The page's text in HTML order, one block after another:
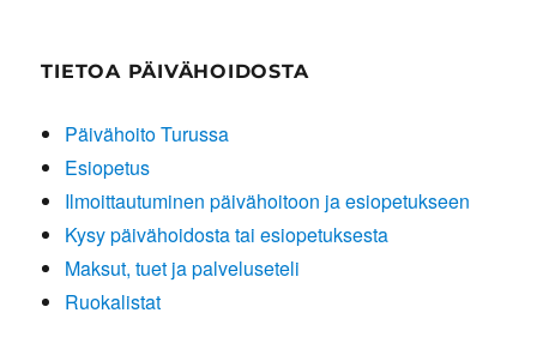
TIETOA PÄIVÄHOIDOSTA
Päivähoito Turussa
Esiopetus
Ilmoittautuminen päivähoitoon ja esiopetukseen
Kysy päivähoidosta tai esiopetuksesta
Maksut, tuet ja palveluseteli
Ruokalistat